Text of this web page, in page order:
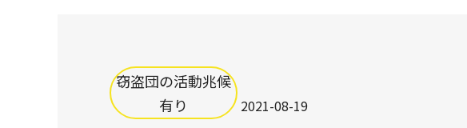
窃盗団の活動兆候
有り
2021-08-19